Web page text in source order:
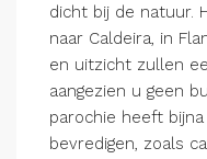
dicht bij de natuur.
naar Caldeira, in
en uitzicht zullen
aangezien u geen
parochie heeft
bevredigen, zoals